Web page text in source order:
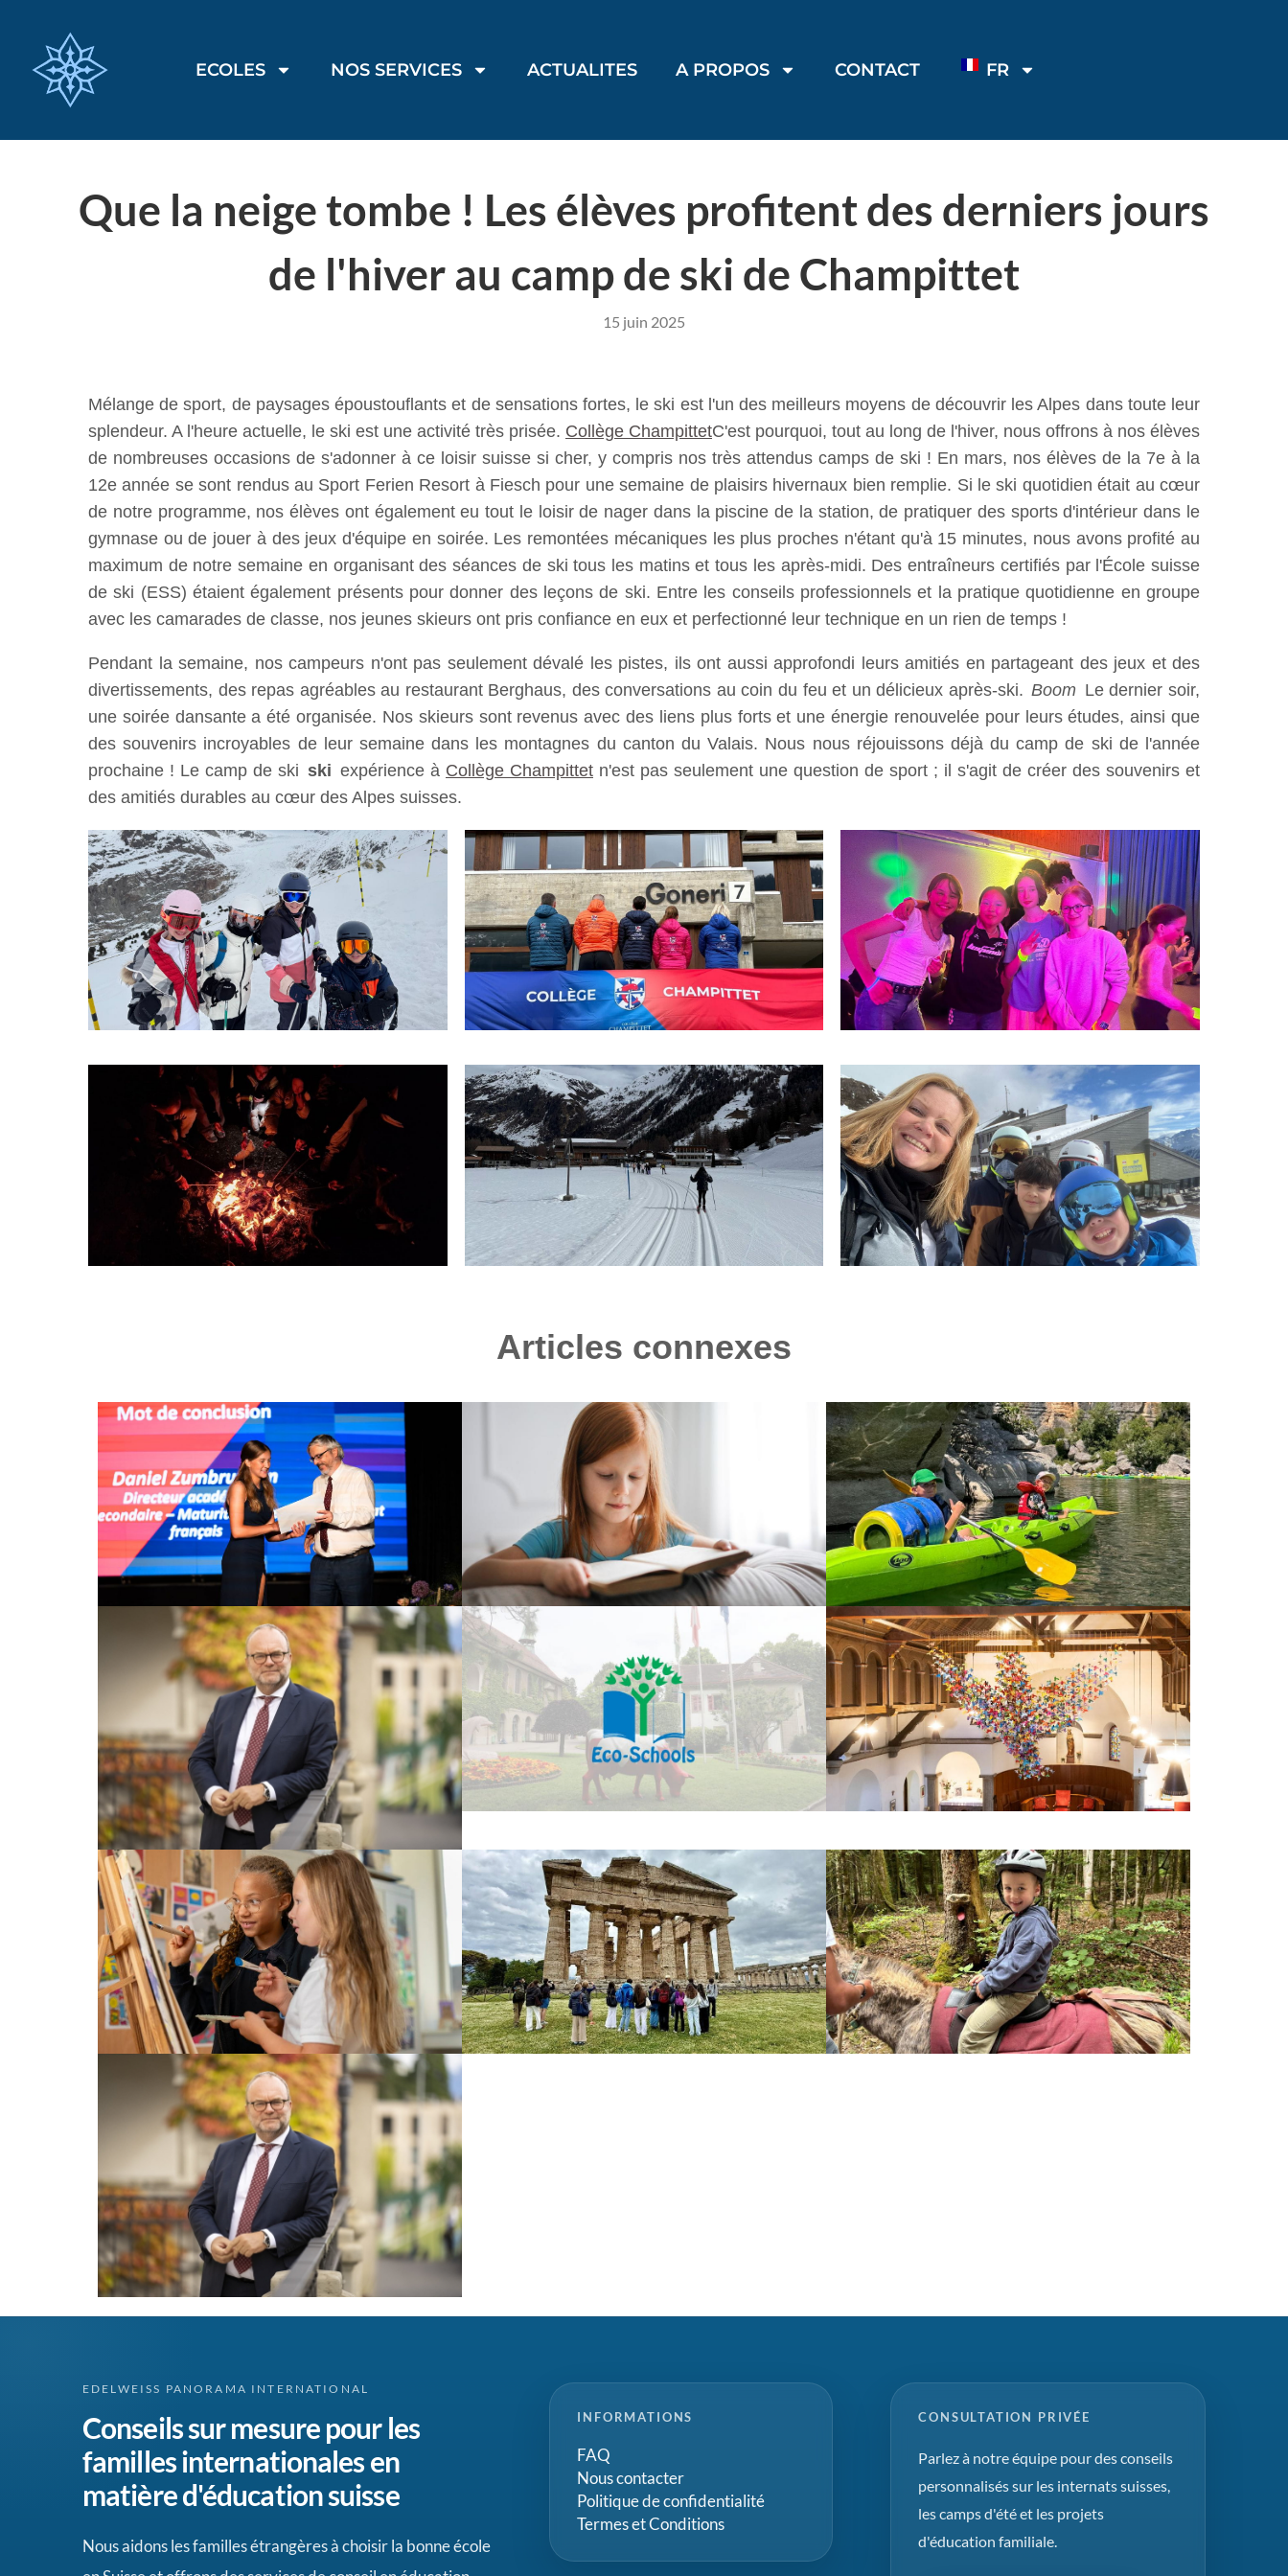
ECOLES NOS SERVICES ACTUALITES A PROPOS CONTACT FR
Que la neige tombe ! Les élèves profitent des derniers jours
de l'hiver au camp de ski de Champittet
15 juin 2025
Mélange de sport, de paysages époustouflants et de sensations fortes, le ski est l'un des meilleurs moyens de découvrir les Alpes dans toute leur
splendeur. A l'heure actuelle, le ski est une activité très prisée. Collège ChampittetC'est pourquoi, tout au long de l'hiver, nous offrons à nos élèves
de nombreuses occasions de s'adonner à ce loisir suisse si cher, y compris nos très attendus camps de ski ! En mars, nos élèves de la 7e à la
12e année se sont rendus au Sport Ferien Resort à Fiesch pour une semaine de plaisirs hivernaux bien remplie. Si le ski quotidien était au cœur
de notre programme, nos élèves ont également eu tout le loisir de nager dans la piscine de la station, de pratiquer des sports d'intérieur dans le
gymnase ou de jouer à des jeux d'équipe en soirée. Les remontées mécaniques les plus proches n'étant qu'à 15 minutes, nous avons profité au
maximum de notre semaine en organisant des séances de ski tous les matins et tous les après-midi. Des entraîneurs certifiés par l'École suisse
de ski (ESS) étaient également présents pour donner des leçons de ski. Entre les conseils professionnels et la pratique quotidienne en groupe
avec les camarades de classe, nos jeunes skieurs ont pris confiance en eux et perfectionné leur technique en un rien de temps !
Pendant la semaine, nos campeurs n'ont pas seulement dévalé les pistes, ils ont aussi approfondi leurs amitiés en partageant des jeux et des
divertissements, des repas agréables au restaurant Berghaus, des conversations au coin du feu et un délicieux après-ski. Boom Le dernier soir,
une soirée dansante a été organisée. Nos skieurs sont revenus avec des liens plus forts et une énergie renouvelée pour leurs études, ainsi que
des souvenirs incroyables de leur semaine dans les montagnes du canton du Valais. Nous nous réjouissons déjà du camp de ski de l'année
prochaine ! Le camp de ski ski expérience à Collège Champittet n'est pas seulement une question de sport ; il s'agit de créer des souvenirs et
des amitiés durables au cœur des Alpes suisses.
Articles connexes
EDELWEISS PANORAMA INTERNATIONAL
Conseils sur mesure pour les
familles internationales en
matière d'éducation suisse
Nous aidons les familles étrangères à choisir la bonne école
INFORMATIONS
FAQ
Nous contacter
Politique de confidentialité
Termes et Conditions
CONSULTATION PRIVÉE
Parlez à notre équipe pour des conseils
personnalisés sur les internats suisses,
les camps d'été et les projets
d'éducation familiale.